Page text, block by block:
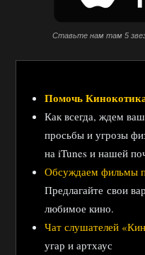
Ставьте нам там 5
Помочь
Как всегда, ждем
просьбы и угрозы
на iTunes и нашей
Обсуждаем фильмы
Предлагайте свои
любимое кино.
Чат слушателей
угар и артхаус